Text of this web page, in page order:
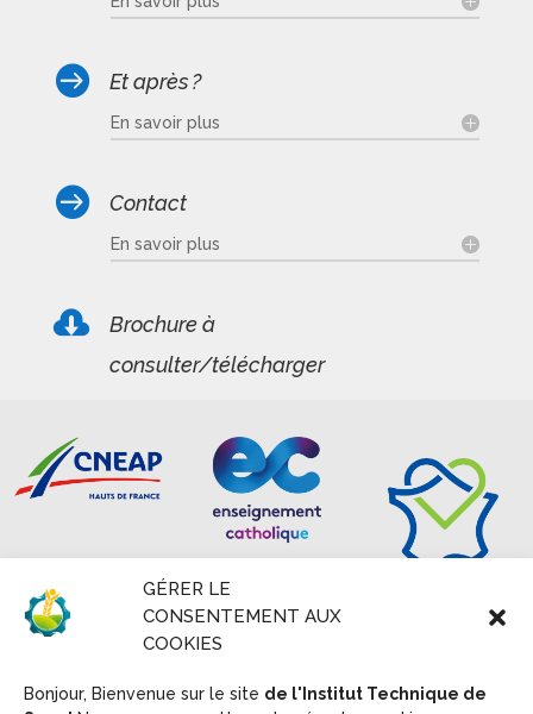
GÉRER LE
CONSENTEMENT AUX
COOKIES
Bonjour, Bienvenue sur le site de l'Institut Technique de
 Et après ?
En savoir plus
 Contact
En savoir plus

Brochure à
consulter/télécharger